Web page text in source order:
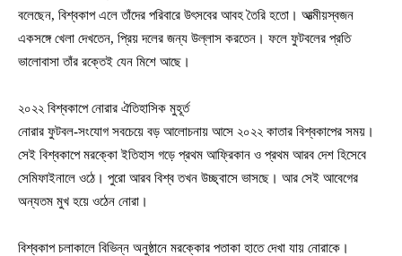
বলেছেন, বিশ্বকাপ এলে তাঁদের পরিবারে উৎসবের আবহ তৈরি হতো। আত্মীয়স্বজন
একসঙ্গে খেলা দেখতেন, প্রিয় দলের জন্য উল্লাস করতেন। ফলে ফুটবলের প্রতি
ভালোবাসা তাঁর রক্তেই যেন মিশে আছে।
২০২২ বিশ্বকাপে নোরার ঐতিহাসিক মুহূর্ত
নোরার ফুটবল-সংযোগ সবচেয়ে বড় আলোচনায় আসে ২০২২ কাতার বিশ্বকাপের সময়।
সেই বিশ্বকাপে মরক্কো ইতিহাস গড়ে প্রথম আফ্রিকান ও প্রথম আরব দেশ হিসেবে
সেমিফাইনালে ওঠে। পুরো আরব বিশ্ব তখন উচ্ছ্বাসে ভাসছে। আর সেই আবেগের
অন্যতম মুখ হয়ে ওঠেন নোরা।
বিশ্বকাপ চলাকালে বিভিন্ন অনুষ্ঠানে মরক্কোর পতাকা হাতে দেখা যায় নোরাকে।